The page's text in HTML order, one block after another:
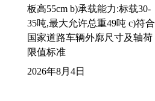
板高55cm b)承载能力:标载30-
35吨,最大允许总重49吨 c)符合
国家道路车辆外廓尺寸及轴荷
限值标准
2026年8月4日